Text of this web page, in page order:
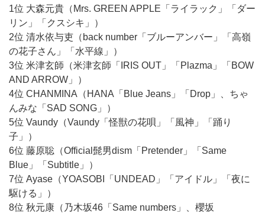
1位 大森元貴（Mrs. GREEN APPLE「ライラック」「ダー
リン」「クスシキ」）
2位 清水依与吏（back number「ブルーアンバー」「高嶺
の花子さん」「水平線」）
3位 米津玄師（米津玄師「IRIS OUT」「Plazma」「BOW
AND ARROW」）
4位 CHANMINA（HANA「Blue Jeans」「Drop」、ちゃ
んみな「SAD SONG」）
5位 Vaundy（Vaundy「怪獣の花唄」「風神」「踊り
子」）
6位 藤原聡（Official髭男dism「Pretender」「Same
Blue」「Subtitle」）
7位 Ayase（YOASOBI「UNDEAD」「アイドル」「夜に
駆ける」）
8位 秋元康（乃木坂46「Same numbers」、櫻坂